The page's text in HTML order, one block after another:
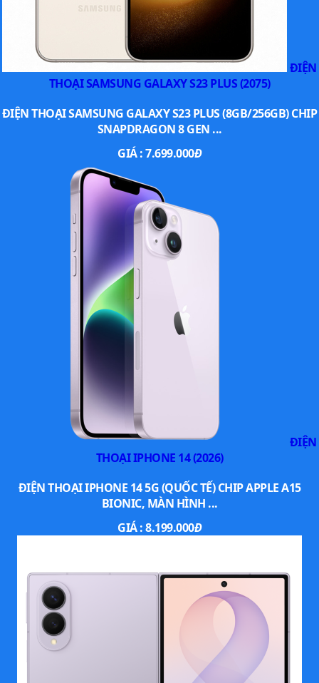
ĐIỆN
THOẠI SAMSUNG GALAXY S23 PLUS (2075)
ĐIỆN THOẠI SAMSUNG GALAXY S23 PLUS (8GB/256GB) CHIP
SNAPDRAGON 8 GEN ...
GIÁ :7.699.000Đ
ĐIỆN
THOẠI IPHONE 14 (2026)
ĐIỆN THOẠI IPHONE 14 5G (QUỐC TẾ) CHIP APPLE A15
BIONIC, MÀN HÌNH ...
GIÁ :8.199.000Đ